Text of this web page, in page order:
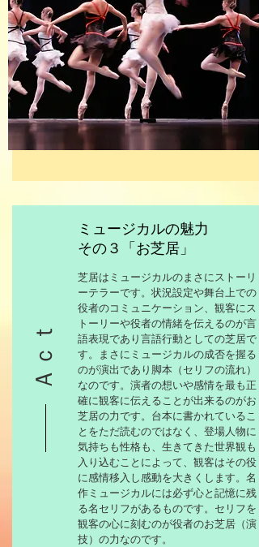
ミュージカルの魅力
その３「お芝居」
Ａｃｔ
芝居はミュージカルのまさにストーリ
ーテラーです。状況設定や舞台上での
役者のコミュニケーション、観客にス
トーリーや役者の情緒を伝えるのが言
語表現であり言語行動としての芝居で
す。まさにミュージカルの成否を握る
のが演出であり脚本（セリフの流れ）
なのです。演者の想いや感情を最も正
確に観客に伝えることが出来るのがお
芝居の力です。台本に書かれているこ
とをただ読むのではなく、登場人物に
気持ちも性格も、生きてきた世界観も
入り込むことによって、観客はその役
に感情移入し感動を大きくします。名
作ミュージカルには必ず心と記憶に残
る名セリフがあるものです。セリフを
観客の心に刻むのが役者のお芝居（演
技）の力なのです。